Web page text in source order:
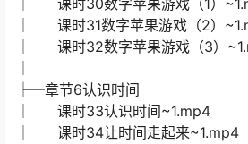
│ 课时30数字苹果游戏（1）
│ 课时31数字苹果游戏（2）
│ 课时32数字苹果游戏（3）
├─章节6认识时间
│ 课时33认识时间~1.mp4
│ 课时34让时间走起来~1.mp4